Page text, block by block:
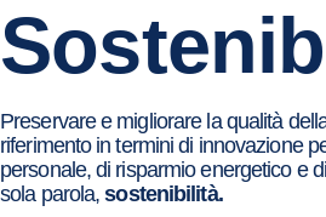
Preservare e migliorare la qualità
riferimento in termini di innovazione
personale, di risparmio energetico e
sola parola,sostenibilità.